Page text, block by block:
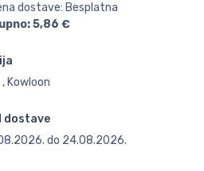
dostave: Besplatna
5,86 €
, Kowloon
dostave
do 24.08.2026.